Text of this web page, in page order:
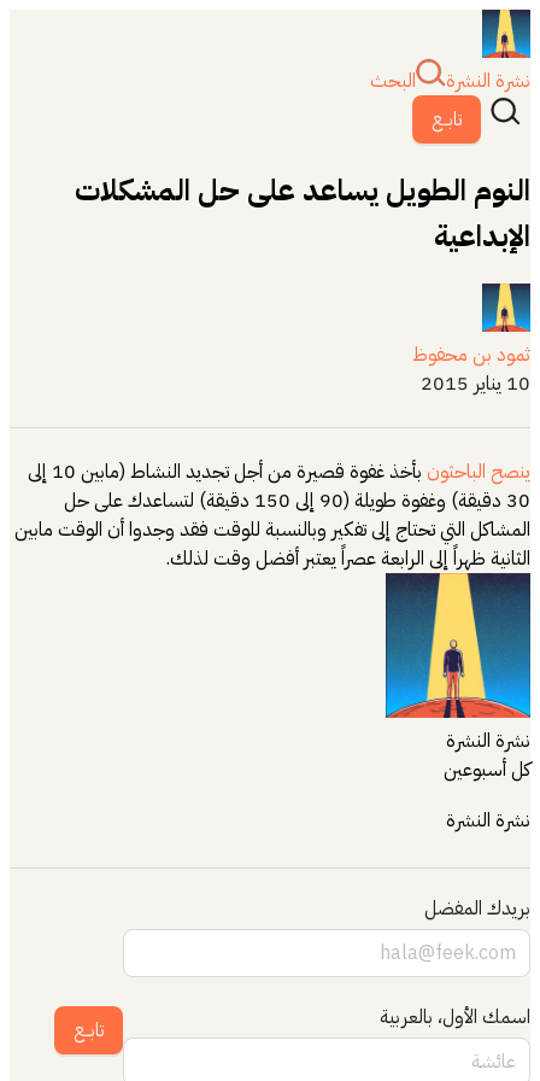
نشرة النشرة
البحث
تابــع
النوم الطويل يساعد على حل المشكلات
الإبداعية
ثمود بن محفوظ
10 يناير 2015
ينصح الباحثون
بأخذ غفوة قصيرة من أجل تجديد النشاط (مابين 10 إلى
30 دقيقة) وغفوة طويلة (90 إلى 150 دقيقة) لتساعدك على حل
المشاكل التي تحتاج إلى تفكير وبالنسبة للوقت فقد وجدوا أن الوقت مابين
الثانية ظهراً إلى الرابعة عصراً يعتبر أفضل وقت لذلك.
نشرة النشرة
كل أسبوعين
نشرة النشرة
بريدك المفضل
اسمك الأول، بالعربية تابــع